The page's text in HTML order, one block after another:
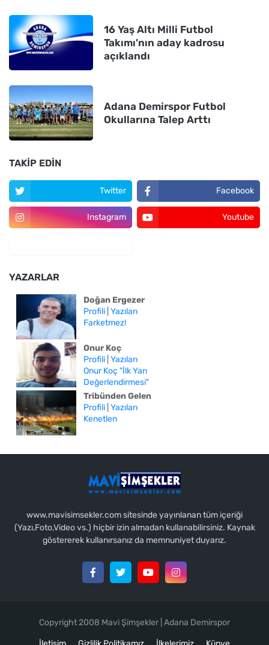
16 Yaş Altı Milli Futbol
Takımı'nın aday kadrosu
açıklandı
Adana Demirspor Futbol
Okullarına Talep Arttı
TAKIP EDIN
Twitter Facebook
Instagram Youtube
YAZARLAR
Doğan Ergezer
Profili Yazıları
Farketmez!
Onur Koç
Profili Yazıları
Onur Koç "İlk Yarı
Değerlendirmesi"
Tribünden Gelen
Profili Yazıları
Kenetlen
www.mavisimsekler.com sitesinde yayınlanan tüm içeriği
(Yazı,Foto,Video vs.) hiçbir izin almadan kullanabilirsiniz. Kaynak
göstererek kullanırsanız da memnuniyet duyarız.
Copyright 2008 Mavi Şimşekler | Adana Demirspor